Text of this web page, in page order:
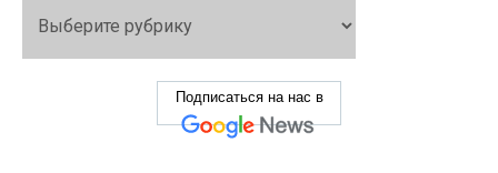
Подписаться на нас в